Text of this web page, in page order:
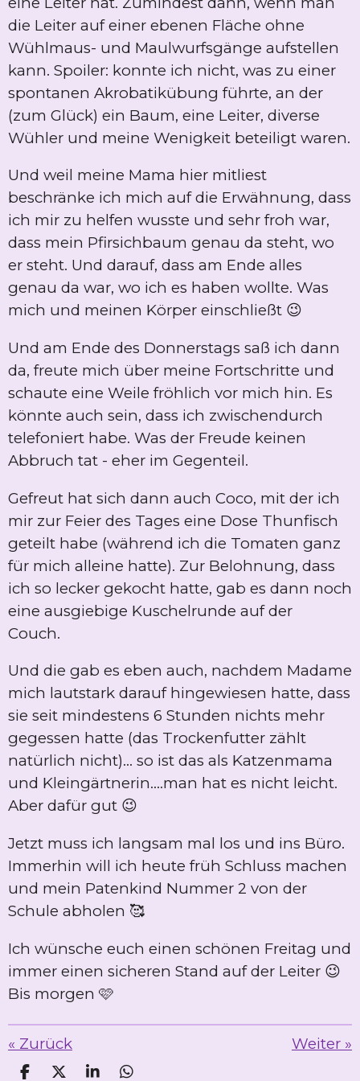
die Leiter auf einer ebenen Fläche ohne
Wühlmaus- und Maulwurfsgänge aufstellen
kann. Spoiler: konnte ich nicht, was zu einer
spontanen Akrobatikübung führte, an der
(zum Glück) ein Baum, eine Leiter, diverse
Wühler und meine Wenigkeit beteiligt waren.
Und weil meine Mama hier mitliest
beschränke ich mich auf die Erwähnung, dass
ich mir zu helfen wusste und sehr froh war,
dass mein Pfirsichbaum genau da steht, wo
er steht. Und darauf, dass am Ende alles
genau da war, wo ich es haben wollte. Was
mich und meinen Körper einschließt 😉
Und am Ende des Donnerstags saß ich dann
da, freute mich über meine Fortschritte und
schaute eine Weile fröhlich vor mich hin. Es
könnte auch sein, dass ich zwischendurch
telefoniert habe. Was der Freude keinen
Abbruch tat - eher im Gegenteil.
Gefreut hat sich dann auch Coco, mit der ich
mir zur Feier des Tages eine Dose Thunfisch
geteilt habe (während ich die Tomaten ganz
für mich alleine hatte). Zur Belohnung, dass
ich so lecker gekocht hatte, gab es dann noch
eine ausgiebige Kuschelrunde auf der
Couch.
Und die gab es eben auch, nachdem Madame
mich lautstark darauf hingewiesen hatte, dass
sie seit mindestens 6 Stunden nichts mehr
gegessen hatte (das Trockenfutter zählt
natürlich nicht)... so ist das als Katzenmama
und Kleingärtnerin....man hat es nicht leicht.
Aber dafür gut 😉
Jetzt muss ich langsam mal los und ins Büro.
Immerhin will ich heute früh Schluss machen
und mein Patenkind Nummer 2 von der
Schule abholen 🥰
Ich wünsche euch einen schönen Freitag und
immer einen sicheren Stand auf der Leiter 😉
Bis morgen 🩷
« Zurück Weiter »